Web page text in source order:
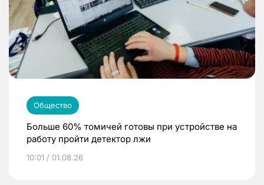
Общество
Больше 60% томичей готовы при устройстве на
работу пройти детектор лжи
10:01 / 01.08.26